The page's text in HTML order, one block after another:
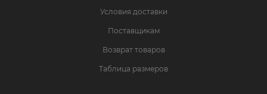
Условия доставки
Поставщикам
Возврат товаров
Таблица размеров